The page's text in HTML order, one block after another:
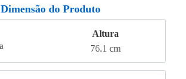
Dimensão do Produto
Altura
76.1 cm